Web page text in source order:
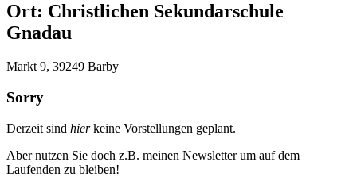
Ort: Christlichen Sekundarschule
Gnadau
Markt 9, 39249 Barby
Sorry
Derzeit sind hierkeine Vorstellungen geplant.
Aber nutzen Sie doch z.B. meinen Newsletter um auf dem
Laufenden zu bleiben!